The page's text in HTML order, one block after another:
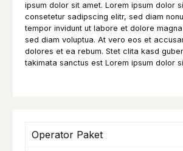
ipsum dolor sit amet. Lorem ipsum dolor
consetetur sadipscing elitr, sed diam
tempor invidunt ut labore et dolore
sed diam voluptua. At vero eos et
dolores et ea rebum. Stet clita kasd
takimata sanctus est Lorem ipsum dolor
Operator Paket